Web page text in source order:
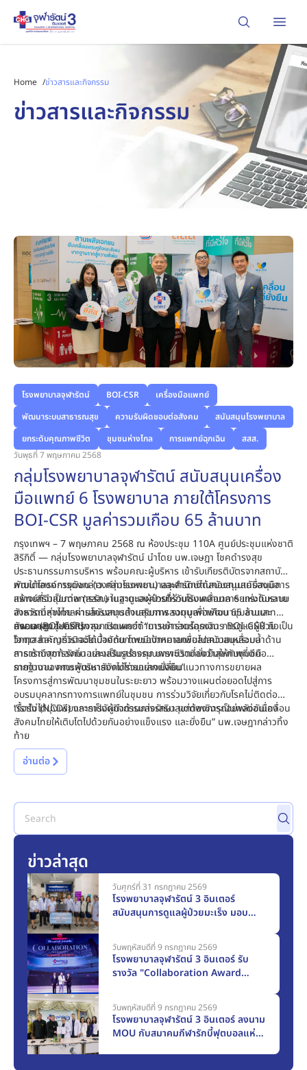
Home /ข่าวสารและกิจกรรม
ข่าวสารและกิจกรรม
โรงพยาบาลจุฬารัตน์ BOI-CSR
เครื่องมือแพทย์
พัฒนาระบบสาธารณสุข
ความรับผิดชอบต่อสังคม
สนับสนุนโรงพยาบาล
ยกระดับคุณภาพชีวิต
ชุมชนห่างไกล การแพทย์ฉุกเฉิน
สสส.
วันพุธที่ 7 พฤษภาคม 2568
กลุ่มโรงพยาบาลจุฬารัตน์ สนับสนุนเครื่อง
มือแพทย์ 6 โรงพยาบาล ภายใต้โครงการ
BOI-CSR มูลค่ารวมเกือบ 65 ล้านบาท
กรุงเทพฯ – 7 พฤษภาคม 2568 ณ ห้องประชุม 110A ศูนย์ประชุมแห่งชาติ
สิริกิติ์ — กลุ่มโรงพยาบาลจุฬารัตน์ นำโดย นพ.เจษฎา โชคดำรงสุข
ประธานกรรมการบริหาร พร้อมคณะผู้บริหาร เข้ารับเกียรติบัตรจากสถาบัน
พัฒนาองค์กรชุมชน (องค์การมหาชน) และสำนักงานกองทุนสนับสนุนการ
สร้างเสริมสุขภาพ (สสส.) ในฐานะองค์กรที่ร่วมขับเคลื่อนการยกระดับระบบ
สาธารณสุขไทย ผ่านโครงการส่งเสริมการลงทุนเพื่อพัฒนาชุมชนและ
สังคม (BOI-CSR)
ภายใต้โครงการดังกล่าว กลุ่มโรงพยาบาลจุฬารัตน์ได้สนับสนุนเครื่องมือ
แพทย์ที่จำเป็นต่อการรักษาและดูแลผู้ป่วยให้กับโรงพยาบาล 6 แห่งในหลาย
จังหวัดที่ห่างไกลการสนับสนุนด้านสุขภาพ รวมมูลค่าเกือบ 65 ล้านบาท
ครอบคลุมอุปกรณ์ทางการแพทย์ด้านเวชศาสตร์ฉุกเฉิน การดูแลผู้ป่วย
วิกฤต และการวินิจฉัยเบื้องต้น โดยมีเป้าหมายเพื่อลดความเหลื่อมล้ำด้าน
การเข้าถึงการรักษา และเสริมสร้างคุณภาพชีวิตที่ยั่งยืนให้กับชุมชน
นพ.เจษฎา โชคดำรงสุข เปิดเผยว่า “การเข้าร่วมโครงการ BOI-CSR ถือเป็น
โอกาสสำคัญที่เราจะได้นำศักยภาพของภาคเอกชนไปสนับสนุนระบบ
สาธารณสุขท้องถิ่นอย่างเป็นรูปธรรม เพราะเรามองว่าสุขภาพที่ดีคือ
รากฐานของการพัฒนาสังคมไทยอย่างยั่งยืน”
ภายในงาน คณะผู้บริหารยังได้ร่วมแลกเปลี่ยนแนวทางการขยายผล
โครงการสู่การพัฒนาชุมชนในระยะยาว พร้อมวางแผนต่อยอดไปสู่การ
อบรมบุคลากรทางการแพทย์ในชุมชน การร่วมวิจัยเกี่ยวกับโรคไม่ติดต่อ
เรื้อรัง (NCDs) และการจัดกิจกรรมส่งเสริมสุขภาพเชิงรุกอย่างต่อเนื่อง
“เราไม่ได้มุ่งเพียงการเป็นผู้นำด้านการรักษา แต่ต้องการเป็นพลังขับเคลื่อน
สังคมไทยให้เติบโตไปด้วยกันอย่างแข็งแรง และยั่งยืน” นพ.เจษฎากล่าวทิ้ง
ท้าย
อ่านต่อ
ข่าวล่าสุด
วันศุกร์ที่ 31 กรกฎาคม 2569
โรงพยาบาลจุฬารัตน์ 3 อินเตอร์
สนับสนุนการดูแลผู้ป่วยมะเร็ง มอบ
สมุทรปราการ มูลค่า 117,000 บาท
วันพฤหัสบดีที่ 9 กรกฎาคม 2569
โรงพยาบาลจุฬารัตน์ 3 อินเตอร์ รับ
รางวัล "Collaboration Award
วันพฤหัสบดีที่ 9 กรกฎาคม 2569
โรงพยาบาลจุฬารัตน์ 3 อินเตอร์ ลงนาม
MOU กับสมาคมกีฬารักบี้ฟุตบอลแห่ง